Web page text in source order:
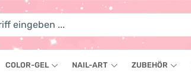
COLOR-GEL NAIL-ART ZUBEHÖR